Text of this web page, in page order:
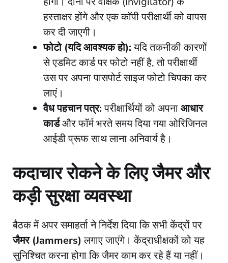
हस्ताक्षर होंगे और एक कॉपी परीक्षार्थी को वापस
कर दी जाएगी।
फोटो (यदि आवश्यक हो):यदि तकनीकी कारणों
से एडमिट कार्ड पर फोटो नहीं है, तो परीक्षार्थी
उस पर अपना पासपोर्ट साइज फोटो चिपका कर
लाएं।
वैध पहचान पत्र:परीक्षार्थियों को अपनाआधार
कार्डऔर फॉर्म भरते समय दिया गया ओरिजिनल
आईडी प्रूफ साथ लाना अनिवार्य है।
​कदाचार रोकने के लिए जैमर और
कड़ी सुरक्षा व्यवस्था
​बैठक में अपर समाहर्ता ने निर्देश दिया कि सभी केंद्रों पर
जैमर (Jammers)लगाए जाएंगे। केंद्राधीक्षकों को यह
सुनिश्चित करना होगा कि जैमर काम कर रहे हैं या नहीं।